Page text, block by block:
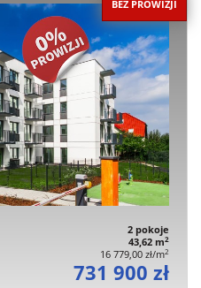
BEZ PROWIZJI
2 pokoje
43,62 m2
16 779,00 zł/m2
731 900 zł